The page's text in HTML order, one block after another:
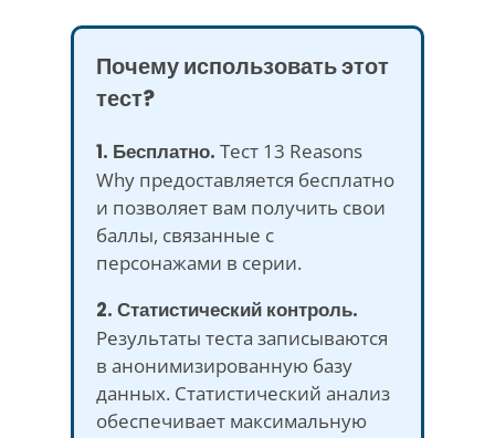
Почему использовать этот
тест?
1. Бесплатно. Тест 13 Reasons
Why предоставляется бесплатно
и позволяет вам получить свои
баллы, связанные с
персонажами в серии.
2. Статистический контроль.
Результаты теста записываются
в анонимизированную базу
данных. Статистический анализ
обеспечивает максимальную